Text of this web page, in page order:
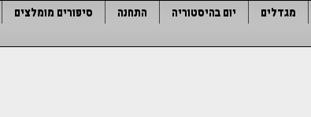
מגדלים יום בהיסטוריה התחנה סיפורים מומלצים